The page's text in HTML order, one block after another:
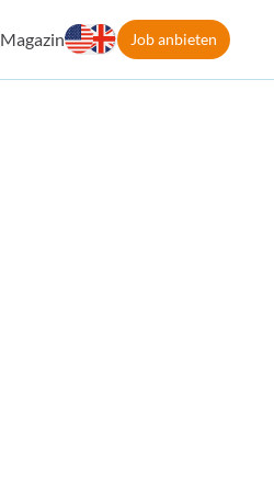
Magazin Job anbieten